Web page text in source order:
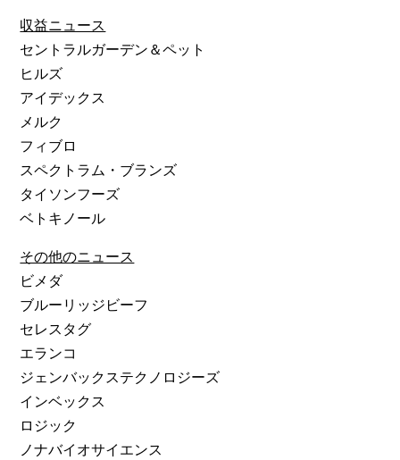
収益ニュース
セントラルガーデン＆ペット
ヒルズ
アイデックス
メルク
フィブロ
スペクトラム・ブランズ
タイソンフーズ
ベトキノール
その他のニュース
ビメダ
ブルーリッジビーフ
セレスタグ
エランコ
ジェンバックステクノロジーズ
インベックス
ロジック
ノナバイオサイエンス